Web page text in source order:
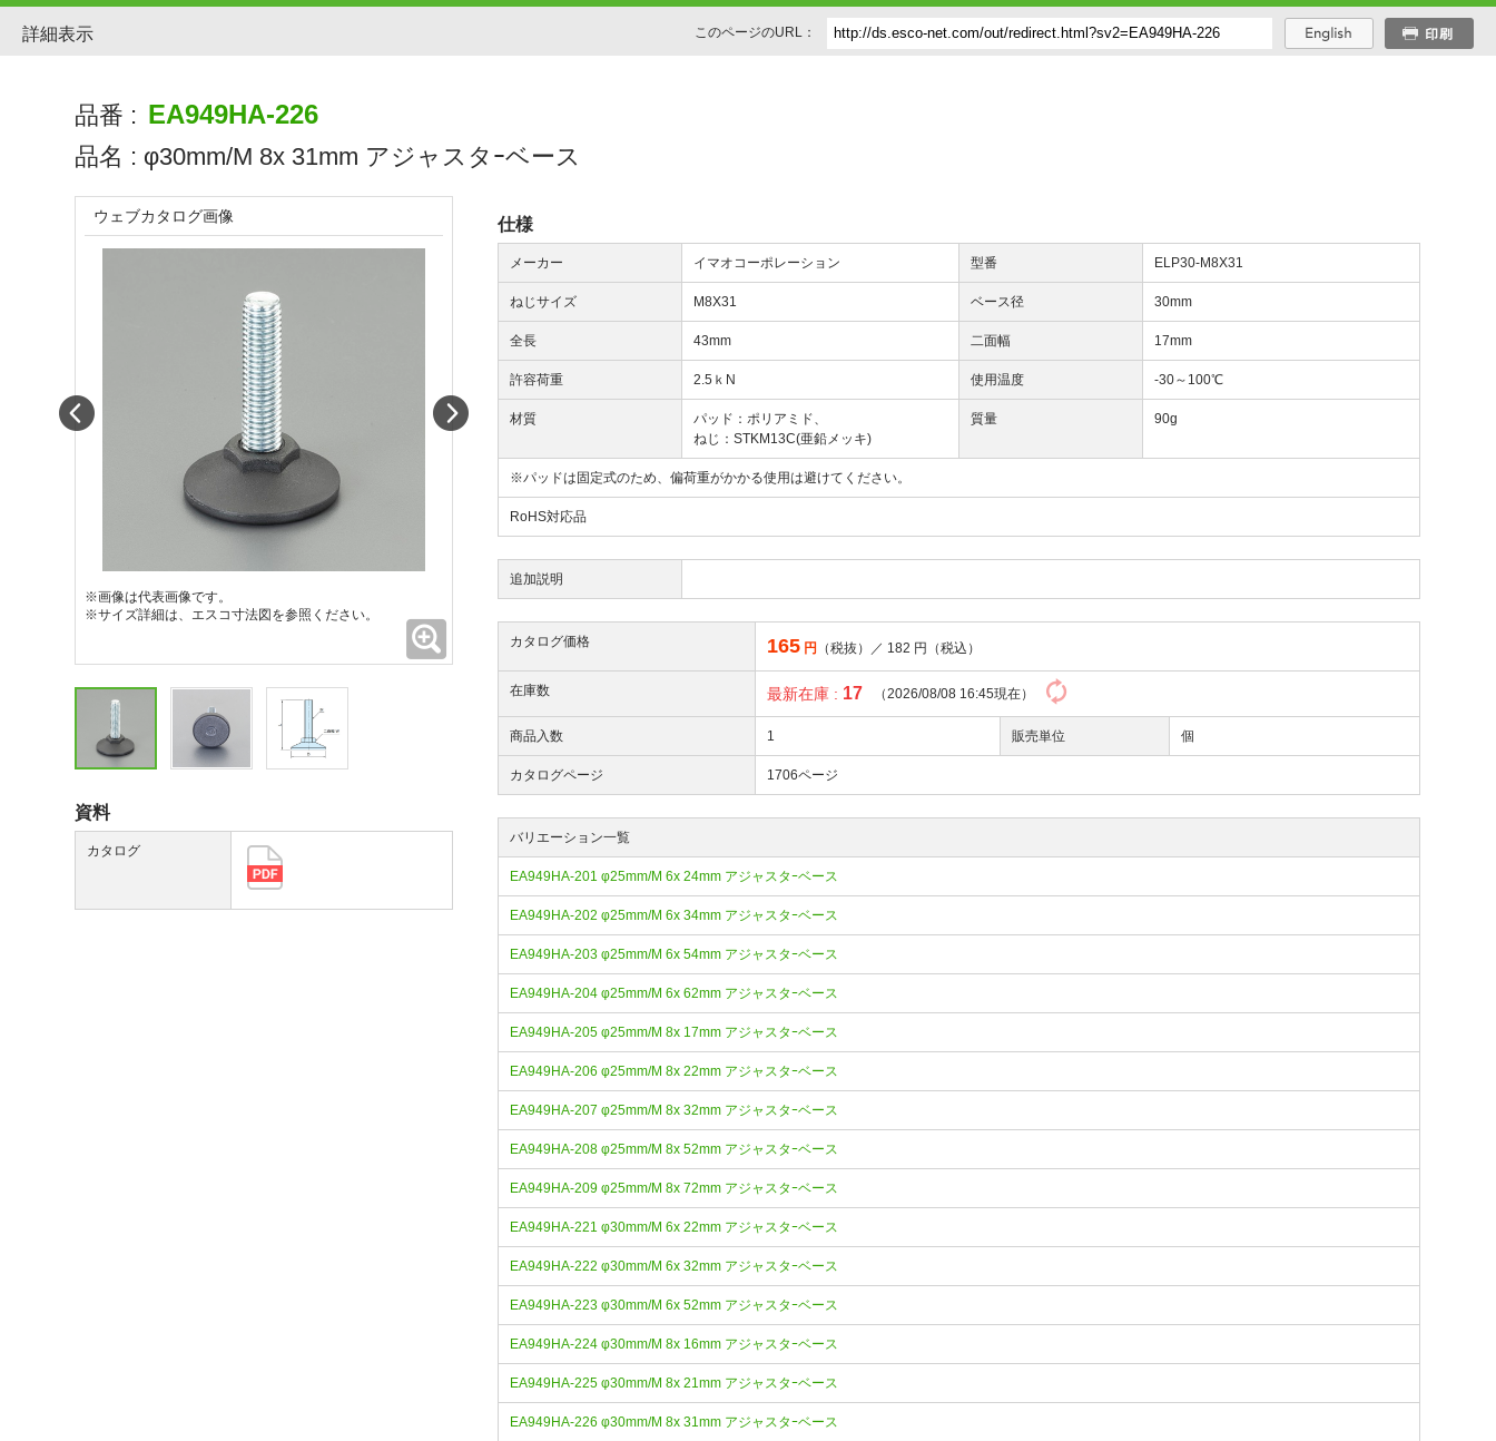
詳細表示 このページのURL：
品番 : EA949HA-226
品名 : φ30mm/M 8x 31mm アジャスタｰベース
仕様
メーカー イマオコーポレーション 型番 ELP30-M8X31
ねじサイズ M8X31 ベース径 30mm
全長 43mm 二面幅 17mm
許容荷重 2.5ｋN 使用温度 ‐30～100℃
材質
パッド：ポリアミド、
ねじ：STKM13C(亜鉛メッキ)
質量 90g
※パッドは固定式のため、偏荷重がかかる使用は避けてください。
RoHS対応品
追加説明
カタログ価格 165 円 （税抜）／ 182 円（税込）
在庫数 最新在庫 : 17 （2026/08/08 16:45現在）
商品入数 1 販売単位 個
カタログページ 1706ページ
バリエーション一覧
EA949HA-201 φ25mm/M 6x 24mm アジャスタｰベース
EA949HA-202 φ25mm/M 6x 34mm アジャスタｰベース
EA949HA-203 φ25mm/M 6x 54mm アジャスタｰベース
EA949HA-204 φ25mm/M 6x 62mm アジャスタｰベース
EA949HA-205 φ25mm/M 8x 17mm アジャスタｰベース
EA949HA-206 φ25mm/M 8x 22mm アジャスタｰベース
EA949HA-207 φ25mm/M 8x 32mm アジャスタｰベース
EA949HA-208 φ25mm/M 8x 52mm アジャスタｰベース
EA949HA-209 φ25mm/M 8x 72mm アジャスタｰベース
EA949HA-221 φ30mm/M 6x 22mm アジャスタｰベース
EA949HA-222 φ30mm/M 6x 32mm アジャスタｰベース
EA949HA-223 φ30mm/M 6x 52mm アジャスタｰベース
EA949HA-224 φ30mm/M 8x 16mm アジャスタｰベース
EA949HA-225 φ30mm/M 8x 21mm アジャスタｰベース
EA949HA-226 φ30mm/M 8x 31mm アジャスタｰベース
ウェブカタログ画像
※画像は代表画像です。
※サイズ詳細は、エスコ寸法図を参照ください。
資料
カタログ